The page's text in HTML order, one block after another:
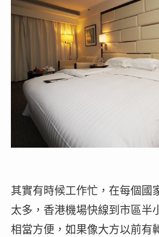
其實有時候工作忙，在每個國
太多，香港機場快線到市區半
相當方便，如果像大方以前有